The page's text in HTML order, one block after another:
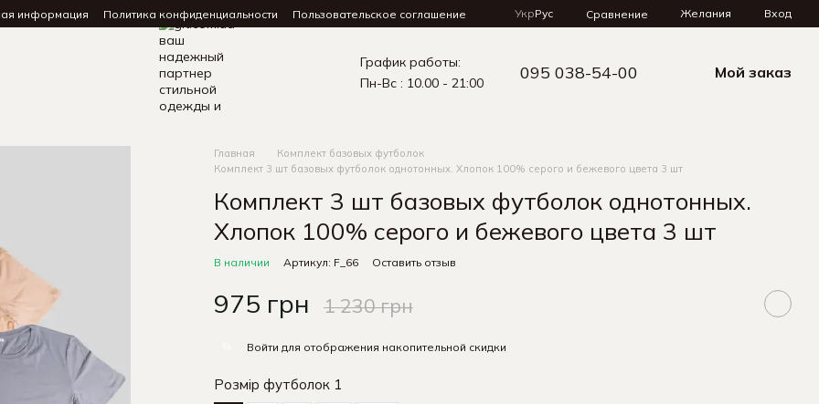
информация Политика конфиденциальности Пользовательское соглашение УкрРус Сравнение Желания Вход
График работы:
Пн-Вс : 10.00 - 21:00
095 038-54-00 Мой заказ
Главная
Комплект базовых футболок
Комплект 3 шт базовых футболок однотонных. Хлопок 100% серого и бежевого цвета 3 шт
Комплект 3 шт базовых футболок однотонных.
Хлопок 100% серого и бежевого цвета 3 шт
В наличии Артикул: F_66 Оставить отзыв
975 грн 1 230 грн
Войти для отображения накопительной скидки
Розмір футболок 1